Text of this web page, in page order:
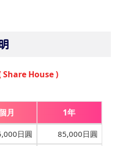
Share House )
月 1年
日圓
85,000日圓